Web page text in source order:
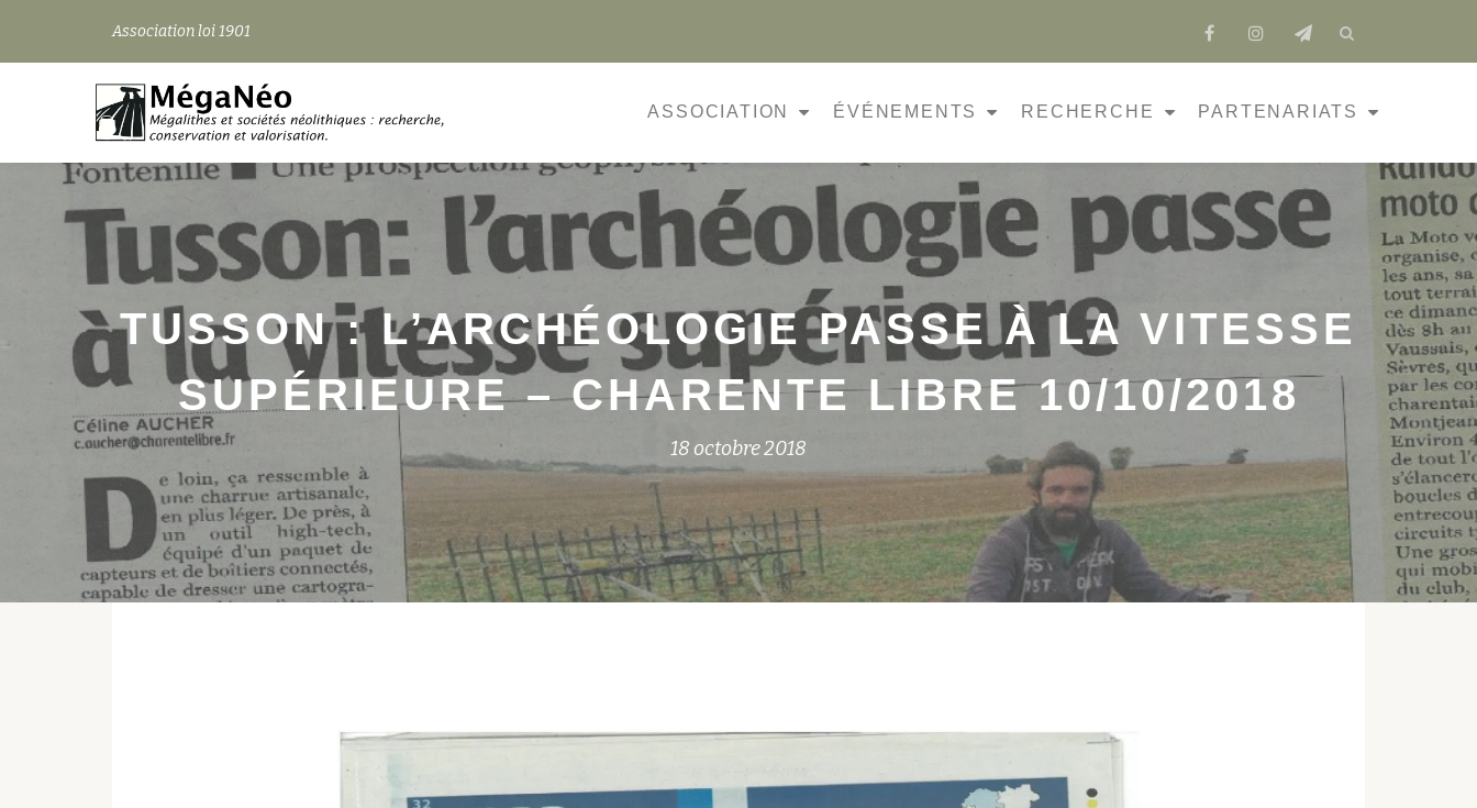
Aller
Association loi 1901
fa-
facebook
fa-
instagram
fa-
send
ASSOCIATION ÉVÉNEMENTS RECHERCHE PARTENARIATS
TUSSON : L’ARCHÉOLOGIE PASSE À LA VITESSE
SUPÉRIEURE – CHARENTE LIBRE 10/10/2018
18 octobre 2018